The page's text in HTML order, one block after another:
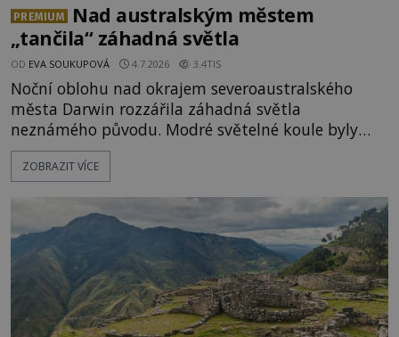
PREMIUM
Nad australským městem
„tančila“ záhadná světla
OD EVA SOUKUPOVÁ 4.7.2026 3.4TIS
Noční oblohu nad okrajem severoaustralského
města Darwin rozzářila záhadná světla
neznámého původu. Modré světelné koule byly
viditelné nejméně dvacet minut, během nichž se
opakovaně objevovaly a zase mizely. Svědek, který
mohlo jít o návštěvu ze světa duchů. Záhadný
záznam okamžitě rozpoutal deb
ZOBRAZIT VÍCE